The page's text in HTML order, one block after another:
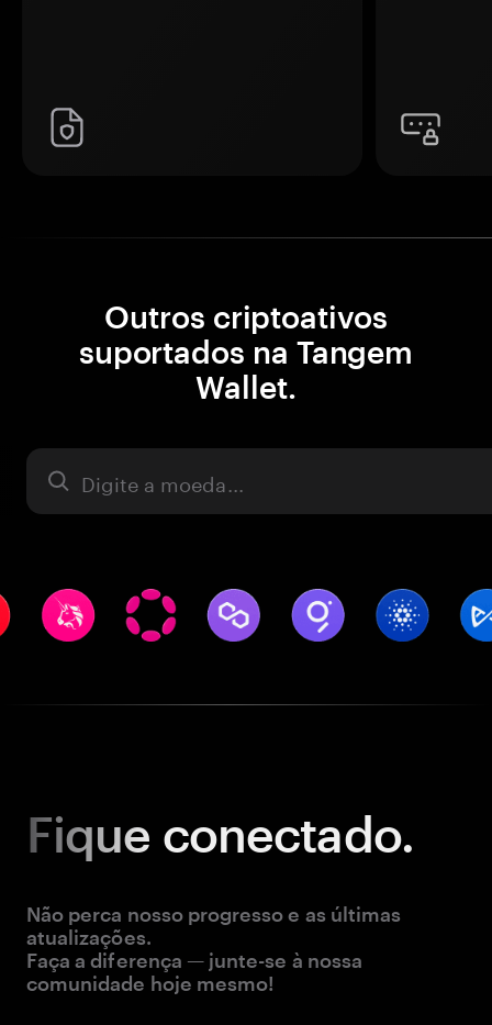
Outros criptoativos
suportados na Tangem
Wallet.
Ativo
Fique conectado.
Não perca nosso progresso e as últimas
atualizações.
Faça a diferença — junte-se à nossa
comunidade hoje mesmo!